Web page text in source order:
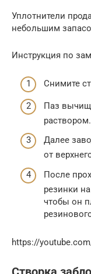
Уплотнители
небольшим
Инструкция по
Снимите
Паз
раствором.
Далее
от
После
резинки
чтобы он
https://